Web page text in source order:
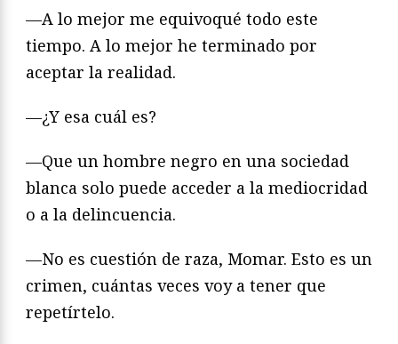
—A lo mejor me equivoqué todo este
tiempo. A lo mejor he terminado por
aceptar la realidad.
—¿Y esa cuál es?
—Que un hombre negro en una sociedad
blanca solo puede acceder a la mediocridad
o a la delincuencia.
—No es cuestión de raza, Momar. Esto es un
crimen, cuántas veces voy a tener que
repetírtelo.